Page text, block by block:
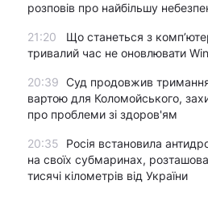
розповів про найбільшу
21:20
Що станеться з
тривалий час не оновлювати
20:39 Суд продовжив
вартою для Коломойського,
про проблеми зі здоров'ям
20:35
Росія встановила
на своїх субмаринах,
тисячі кілометрів від України